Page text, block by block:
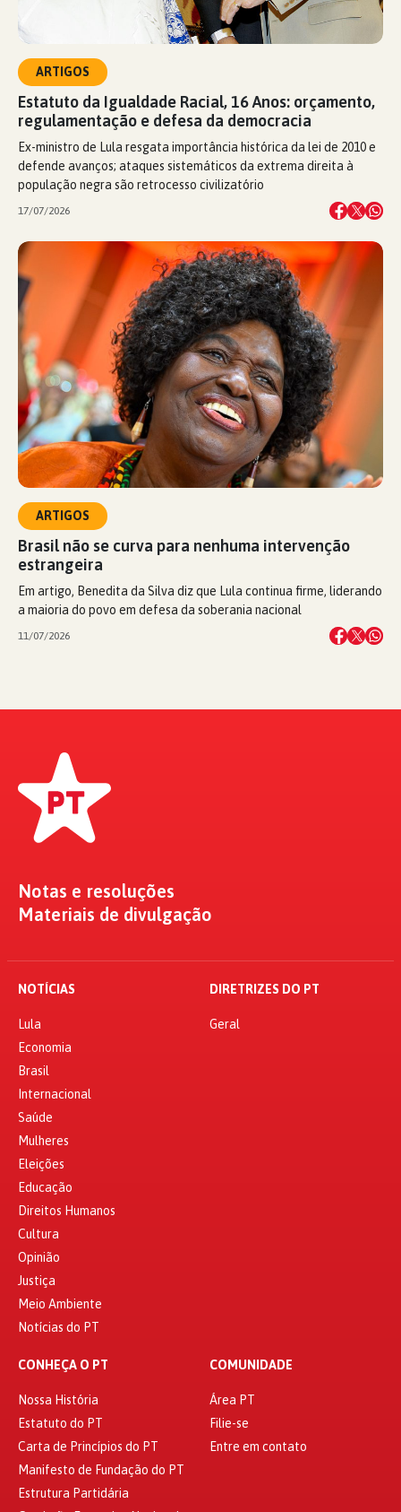
ARTIGOS
Estatuto da Igualdade Racial, 16 Anos: orçamento,
regulamentação e defesa da democracia
Ex-ministro de Lula resgata importância histórica da lei de 2010 e
defende avanços; ataques sistemáticos da extrema direita à
população negra são retrocesso civilizatório
17/07/2026
ARTIGOS
Brasil não se curva para nenhuma intervenção
estrangeira
Em artigo, Benedita da Silva diz que Lula continua firme, liderando
a maioria do povo em defesa da soberania nacional
11/07/2026
Notas e resoluções
Materiais de divulgação
NOTÍCIAS
Lula
Economia
Brasil
Internacional
Saúde
Mulheres
Eleições
Educação
Direitos Humanos
Cultura
Opinião
Justiça
Meio Ambiente
Notícias do PT
DIRETRIZES DO PT
Geral
CONHEÇA O PT
Nossa História
Estatuto do PT
Carta de Princípios do PT
Manifesto de Fundação do PT
Estrutura Partidária
COMUNIDADE
Área PT
Filie-se
Entre em contato